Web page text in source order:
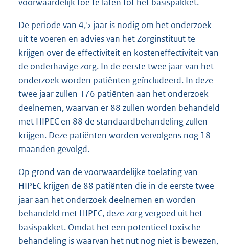
De periode van 4,5 jaar is nodig om het onderzoek
uit te voeren en advies van het Zorginstituut te
krijgen over de effectiviteit en kosteneffectiviteit van
de onderhavige zorg. In de eerste twee jaar van het
onderzoek worden patiënten geïncludeerd. In deze
twee jaar zullen 176 patiënten aan het onderzoek
deelnemen, waarvan er 88 zullen worden behandeld
met HIPEC en 88 de standaardbehandeling zullen
krijgen. Deze patiënten worden vervolgens nog 18
maanden gevolgd.
Op grond van de voorwaardelijke toelating van
HIPEC krijgen de 88 patiënten die in de eerste twee
jaar aan het onderzoek deelnemen en worden
behandeld met HIPEC, deze zorg vergoed uit het
basispakket. Omdat het een potentieel toxische
behandeling is waarvan het nut nog niet is bewezen,